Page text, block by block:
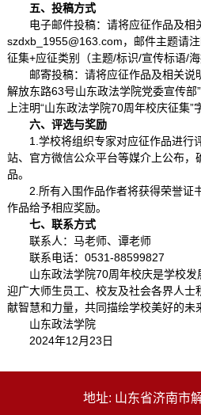
五、投稿方式
电子邮件投稿：请将应征作品及相
szdxb_1955@163.com，邮件主题请
征集+应征类别（主题/标识/宣传标语/海
邮寄投稿：请将应征作品及相关说
解放东路63号山东政法学院党委宣传
上注明“山东政法学院70周年校庆征集”
六、评选与奖励
1.学校将组织专家对应征作品进行
站、官方微信公众平台等媒介上公布，
品。
2.所有入围作品作者将获得荣誉证
作品给予相应奖励。
七、联系方式
联系人：马老师、谭老师
联系电话：0531-88599827
山东政法学院70周年校庆是学校
迎广大师生员工、校友及社会各界人士
献智慧和力量，共同描绘学校美好的未
山东政法学院
2024年12月23日
地址: 山东省济南市